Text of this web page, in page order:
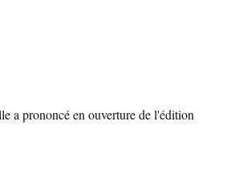
a prononcé en ouverture de l'édition